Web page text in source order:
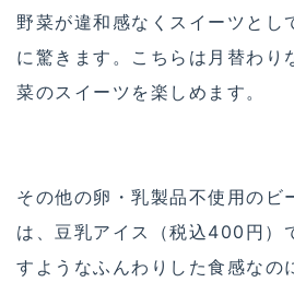
野菜が違和感なくスイーツとし
に驚きます。こちらは月替わり
菜のスイーツを楽しめます。
その他の卵・乳製品不使用のビ
は、豆乳アイス（税込400円）
すようなふんわりした食感なの